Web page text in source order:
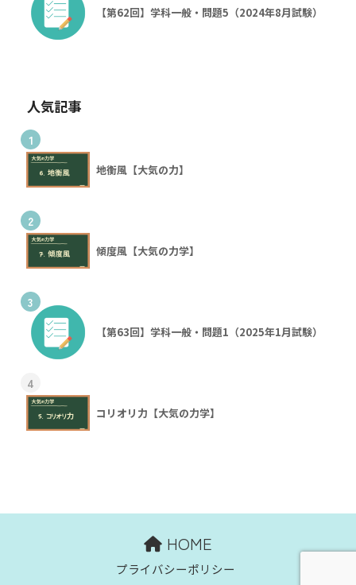
【第62回】学科一般・問題5（2024年8月試験）
人気記事
1
地衡風【大気の力】
2
傾度風【大気の力学】
3
【第63回】学科一般・問題1（2025年1月試験）
4
コリオリ力【大気の力学】
HOME
プライバシーポリシー